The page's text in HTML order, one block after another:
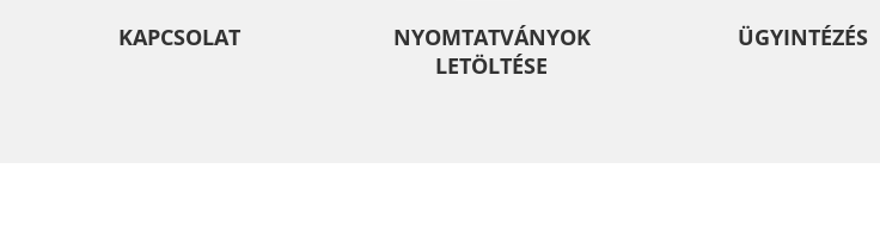
KAPCSOLAT
NYOMTATVÁNYOK
LETÖLTÉSE
ÜGYINTÉZÉS